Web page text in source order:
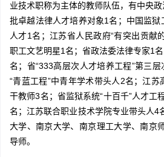
业技术职称为主体的教师队伍，有中央
批卓越法律人才培养对象1名；中国监狱
人才1名；江苏省人民政府“有突出贡献
职工文艺明星1名；省政法委法律专家1
名；省“333高层次人才培养工程”第三
“青蓝工程”中青年学术带头人2名；江苏
干教师3名；省监狱系统“十百千”人才工
名；江苏联合职业技术学院专业带头人4
大学、南京大学、南京理工大学、南京
导师。